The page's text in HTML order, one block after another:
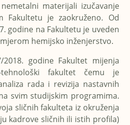
materijali izučavanje
Fakultetu je zaokruženo. Od
godine na Fakultetu je uveden
hemijsko inženjerstvo.
2018. godine Fakultet mijenja
fakultet čemu je
rada i revizija nastavnih
svim studijskim programima.
sličnih fakulteta iz okruženja
kadrove sličnih ili istih profila)